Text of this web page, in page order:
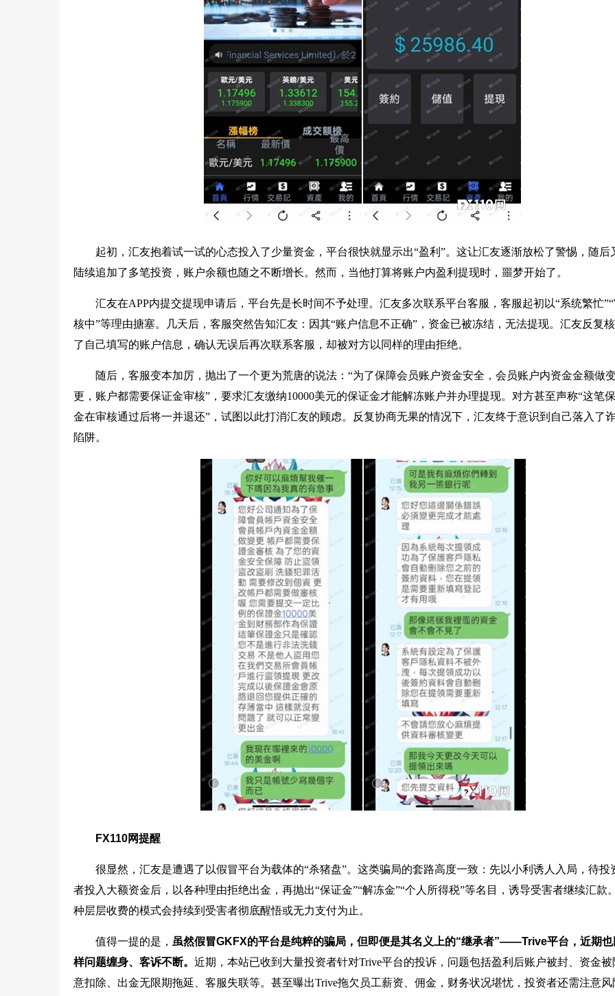
起初，汇友抱着试一试的心态投入了少量资金，平台很快就显示出“盈利”。这让汇友逐渐放松了警惕，随后
陆续追加了多笔投资，账户余额也随之不断增长。然而，当他打算将账户内盈利提现时，噩梦开始了。
汇友在APP内提交提现申请后，平台先是长时间不予处理。汇友多次联系平台客服，客服起初以“系统繁忙”“
核中”等理由搪塞。几天后，客服突然告知汇友：因其“账户信息不正确”，资金已被冻结，无法提现。汇友反复
了自己填写的账户信息，确认无误后再次联系客服，却被对方以同样的理由拒绝。
随后，客服变本加厉，抛出了一个更为荒唐的说法：“为了保障会员账户资金安全，会员账户内资金金额做
更，账户都需要保证金审核”，要求汇友缴纳10000美元的保证金才能解冻账户并办理提现。对方甚至声称“这笔
金在审核通过后将一并退还”，试图以此打消汇友的顾虑。反复协商无果的情况下，汇友终于意识到自己落入了
陷阱。
FX110网提醒
很显然，汇友是遭遇了以假冒平台为载体的“杀猪盘”。这类骗局的套路高度一致：先以小利诱人入局，待投
者投入大额资金后，以各种理由拒绝出金，再抛出“保证金”“解冻金”“个人所得税”等名目，诱导受害者继续汇款
种层层收费的模式会持续到受害者彻底醒悟或无力支付为止。
值得一提的是， 虽然假冒GKFX的平台是纯粹的骗局，但即便是其名义上的“继承者”——Trive平台，近期也
样问题缠身、客诉不断。 近期，本站已收到大量投资者针对Trive平台的投诉，问题包括盈利后账户被封、资金被
意扣除、出金无限期拖延、客服失联等。甚至曝出Trive拖欠员工薪资、佣金，财务状况堪忧，投资者还需注意风